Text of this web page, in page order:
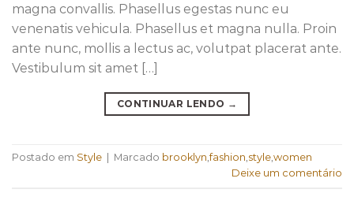
magna convallis. Phasellus egestas nunc eu
venenatis vehicula. Phasellus et magna nulla. Proin
ante nunc, mollis a lectus ac, volutpat placerat ante.
Vestibulum sit amet […]
CONTINUAR LENDO →
Postado em Style Marcado brooklyn ,fashion style women
Deixe um comentário